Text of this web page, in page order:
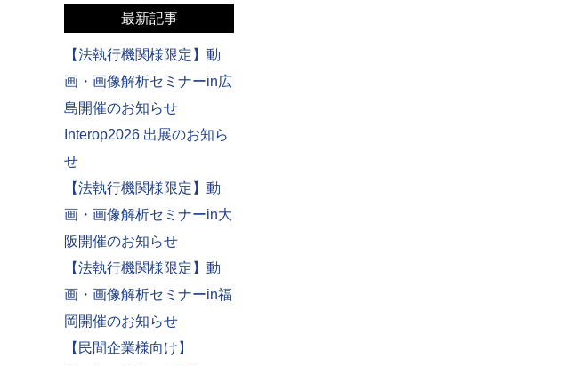
最新記事
【法執行機関様限定】動
画・画像解析セミナーin広
島開催のお知らせ
Interop2026 出展のお知ら
せ
【法執行機関様限定】動
画・画像解析セミナーin大
阪開催のお知らせ
【法執行機関様限定】動
画・画像解析セミナーin福
岡開催のお知らせ
【民間企業様向け】